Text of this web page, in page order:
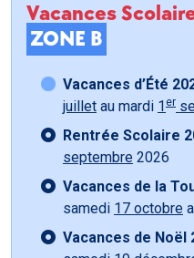
Vacances
ZONE B
Vacances d’Été
juillet au mardi 1 er
Rentrée Scolaire
septembre 2026
Vacances de la
samedi 17 octobre
Vacances de Noël